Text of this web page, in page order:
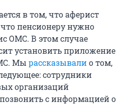
в том, что аферист
пенсионеру нужно
ОМС. В этом случае
установить приложение
Мы рассказывалио том,
сотрудники
организаций
с информацией о